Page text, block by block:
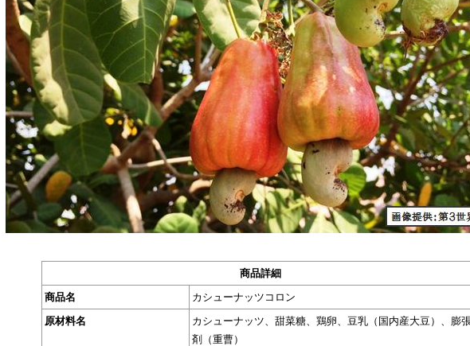
商品詳細
商品名
カシューナッツコロン
原材料名
カシューナッツ、甜菜糖、鶏卵、豆乳（国内産大豆）、膨
剤（重曹）